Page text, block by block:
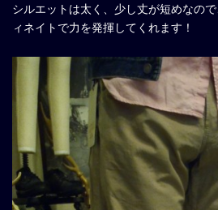
シルエットは太く、少し丈が短めなの
ィネイトで力を発揮してくれます！